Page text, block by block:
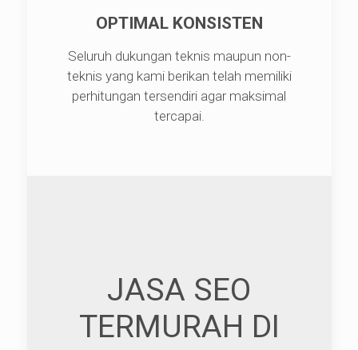
OPTIMAL KONSISTEN
Seluruh dukungan teknis maupun non-
teknis yang kami berikan telah memiliki
perhitungan tersendiri agar maksimal
tercapai.
JASA SEO
TERMURAH DI